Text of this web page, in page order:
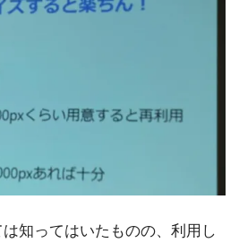
は知ってはいたものの、利用し